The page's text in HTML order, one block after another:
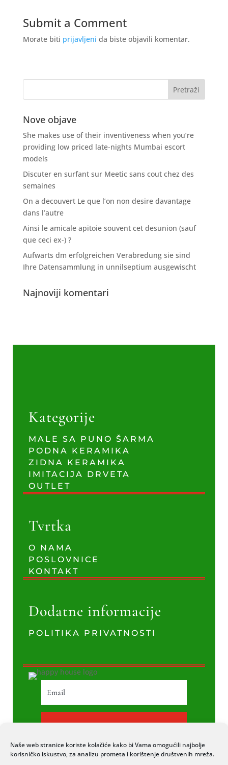
Naše web stranice koriste kolačiće kako bi Vama omogućili najbolje
korisničko iskustvo, za analizu prometa i korištenje društvenih mreža.
Submit a Comment
Morate biti prijavljeni da biste objavili komentar.
Nove objave
She makes use of their inventiveness when you’re
providing low priced late-nights Mumbai escort
models
Discuter en surfant sur Meetic sans cout chez des
semaines
On a decouvert Le que l’on non desire davantage
dans l’autre
Ainsi le amicale apitoie souvent cet desunion (sauf
que ceci ex-) ?
Aufwarts dm erfolgreichen Verabredung sie sind
Ihre Datensammlung in unnilseptium ausgewischt
Najnoviji komentari
Kategorije
MALE SA PUNO ŠARMA
PODNA KERAMIKA
ZIDNA KERAMIKA
IMITACIJA DRVETA
OUTLET
Tvrtka
O NAMA
POSLOVNICE
KONTAKT
Dodatne informacije
POLITIKA PRIVATNOSTI
PRETPLATI SE